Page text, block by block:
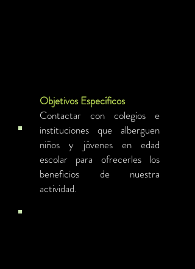
Objetivos Específicos
Contactar con colegios e
instituciones que alberguen
niños y jóvenes en edad
escolar para ofrecerles los
beneficios de nuestra
actividad.